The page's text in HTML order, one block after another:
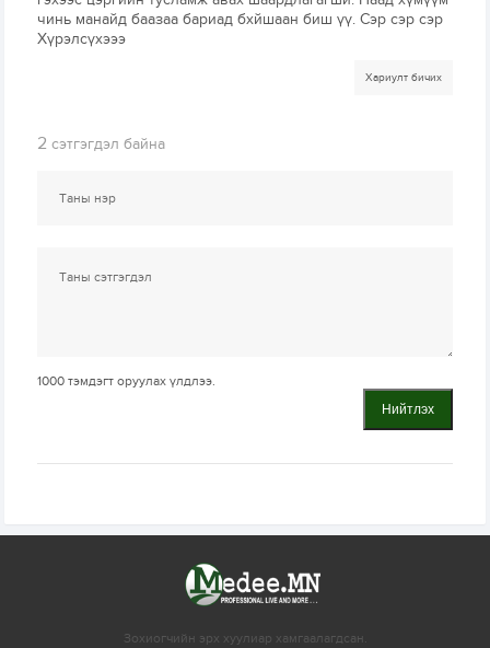
чинь манайд баазаа бариад бхйшаан биш үү. Сэр сэр сэр
Хүрэлсүхэээ
Хариулт бичих
2 сэтгэгдэл байна
1000 тэмдэгт оруулах үлдлээ.
Нийтлэх
Зохиогчийн эрх хуулиар хамгаалагдсан.